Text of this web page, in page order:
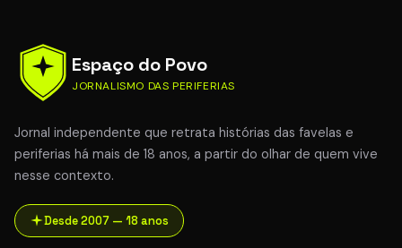
Espaço do Povo
JORNALISMO DAS PERIFERIAS
Jornal independente que retrata histórias das favelas e
periferias há mais de 18 anos, a partir do olhar de quem vive
nesse contexto.
Desde 2007 — 18 anos